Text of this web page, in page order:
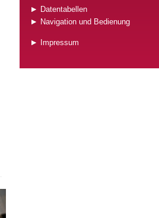
Datentabellen
Navigation und Bedienung
Impressum